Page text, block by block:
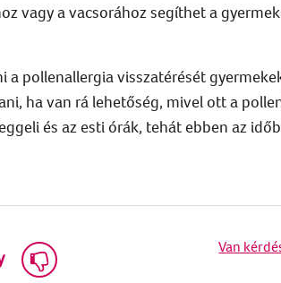
vagy a vacsorához segíthet a
pollenallergia visszatérését
ha van rá lehetőség, mivel ott a
és az esti órák, tehát ebben az
Van